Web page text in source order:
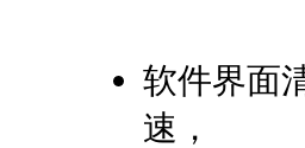
软件界面
速，